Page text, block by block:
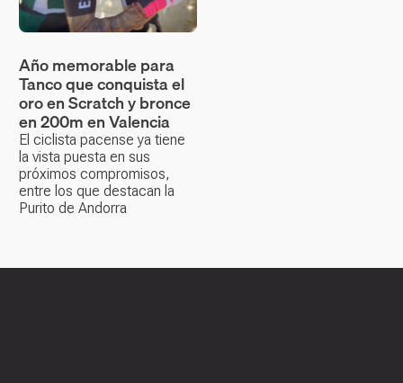
Año memorable para
Tanco que conquista el
oro en Scratch y bronce
en 200m en Valencia
El ciclista pacense ya tiene
la vista puesta en sus
próximos compromisos,
entre los que destacan la
Purito de Andorra